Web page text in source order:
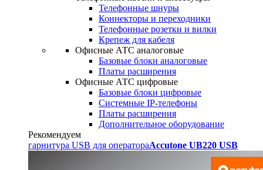
Телефонные шнуры
Коннекторы и переходники
Телефонные розетки и вилки
Крепеж для кабеля
Офисные АТС аналоговые
Базовые блоки аналоговые
Платы расширения
Офисные АТС цифровые
Базовые блоки цифровые
Системные IP-телефоны
Платы расширения
Дополнительное оборудование
Рекомендуем
гарнитура USB для оператораAccutone UB220 USB